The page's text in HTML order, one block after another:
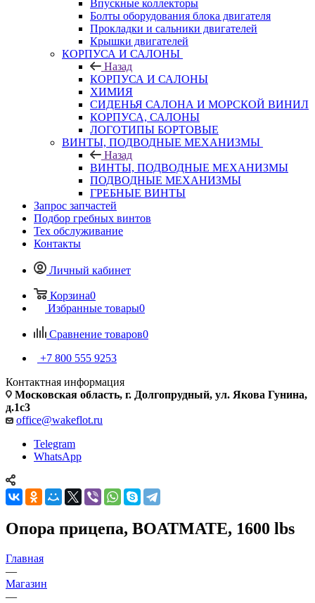
Впускные коллекторы
Болты оборудования блока двигателя
Прокладки и сальники двигателей
Крышки двигателей
КОРПУСА И САЛОНЫ
Назад
КОРПУСА И САЛОНЫ
ХИМИЯ
СИДЕНЬЯ САЛОНА И МОРСКОЙ ВИНИЛ
КОРПУСА, САЛОНЫ
ЛОГОТИПЫ БОРТОВЫЕ
ВИНТЫ, ПОДВОДНЫЕ МЕХАНИЗМЫ
Назад
ВИНТЫ, ПОДВОДНЫЕ МЕХАНИЗМЫ
ПОДВОДНЫЕ МЕХАНИЗМЫ
ГРЕБНЫЕ ВИНТЫ
Запрос запчастей
Подбор гребных винтов
Тех обслуживание
Контакты
Личный кабинет
Корзина0
Избранные товары0
Сравнение товаров0
+7 800 555 9253
Контактная информация
Московская область, г. Долгопрудный, ул. Якова Гунина,
д.1с3
office@wakeflot.ru
Telegram
WhatsApp
Опора прицепа, BOATMATE, 1600 lbs
Главная
—
Магазин
—